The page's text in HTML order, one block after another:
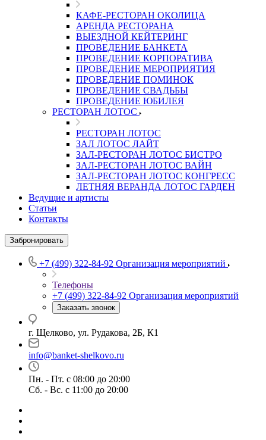
КАФЕ-РЕСТОРАН ОКОЛИЦА
АРЕНДА РЕСТОРАНА
ВЫЕЗДНОЙ КЕЙТЕРИНГ
ПРОВЕДЕНИЕ БАНКЕТА
ПРОВЕДЕНИЕ КОРПОРАТИВА
ПРОВЕДЕНИЕ МЕРОПРИЯТИЯ
ПРОВЕДЕНИЕ ПОМИНОК
ПРОВЕДЕНИЕ СВАДЬБЫ
ПРОВЕДЕНИЕ ЮБИЛЕЯ
РЕСТОРАН ЛОТОС
РЕСТОРАН ЛОТОС
ЗАЛ ЛОТОС ЛАЙТ
ЗАЛ-РЕСТОРАН ЛОТОС БИСТРО
ЗАЛ-РЕСТОРАН ЛОТОС ВАЙН
ЗАЛ-РЕСТОРАН ЛОТОС КОНГРЕСС
ЛЕТНЯЯ ВЕРАНДА ЛОТОС ГАРДЕН
Ведущие и артисты
Статьи
Контакты
Забронировать
+7 (499) 322-84-92 Организация мероприятий
Телефоны
+7 (499) 322-84-92 Организация мероприятий
Заказать звонок
г. Щелково, ул. Рудакова, 2Б, К1
info@banket-shelkovo.ru
Пн. - Пт. с 08:00 до 20:00
Сб. - Вс. с 11:00 до 20:00